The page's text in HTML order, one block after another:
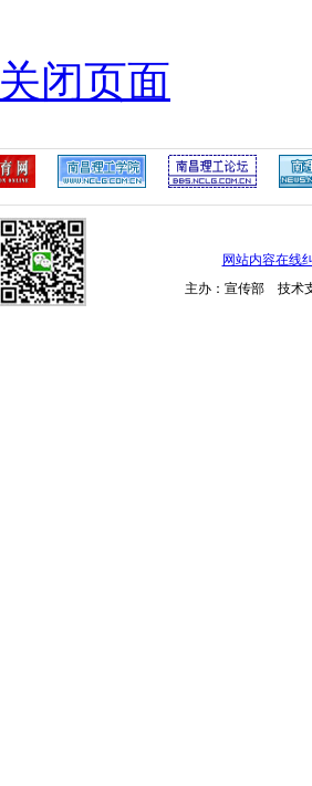
关闭页面
网站内容在线
主办：宣传部 技术